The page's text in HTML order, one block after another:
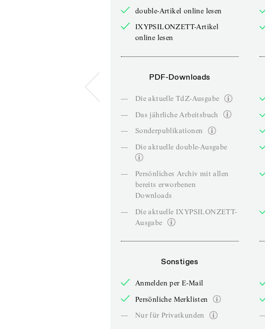
double-Artikel online lesen
IXYPSILONZETT-Artikel
online lesen
PDF-Downloads
—
Die aktuelle TdZ-Ausgabe
—
Das jährliche Arbeitsbuch
—
Sonderpublikationen
—
Die aktuelle double-Ausgabe
—
Persönliches Archiv mit allen
bereits erworbenen
Downloads
—
Die aktuelle IXYPSILONZETT-
Ausgabe
Sonstiges
Anmelden per E-Mail
Persönliche Merklisten
—
Nur für Privatkunden